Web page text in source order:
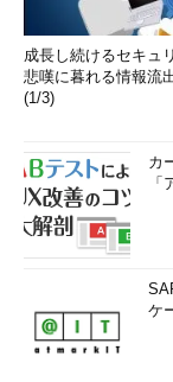
成長し続けるセキュ
悲嘆に暮れる情報流
(1/3)
カ
ケ